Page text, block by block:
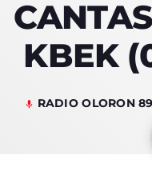
PROGRAMMES &
TITRES DIFFUSÉS
QUI SOMMES
KBEK
mic RADIO OLORON